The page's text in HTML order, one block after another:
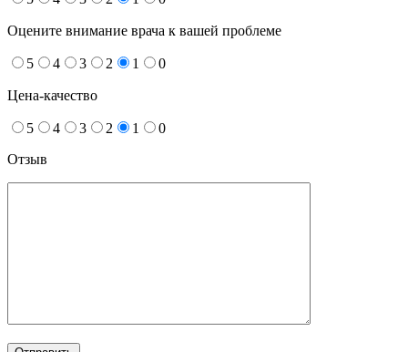
Оцените внимание врача к вашей проблеме
5 4 3 2 1 0
Цена-качество
5 4 3 2 1
0
Отзыв